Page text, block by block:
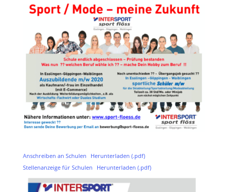
Anschreiben an Schulen
Herunterladen (.pdf)
Stellenanzeige für Schulen
Herunterladen (.pdf)